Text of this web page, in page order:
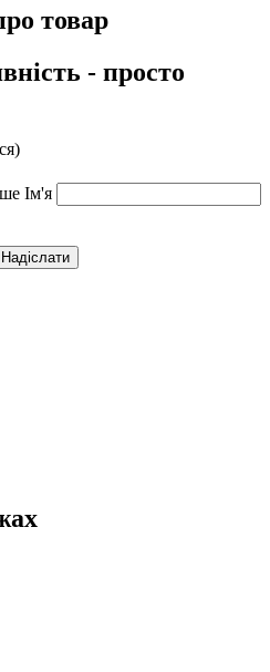
товар
- просто
Ім'я